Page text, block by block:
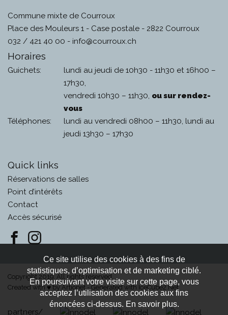
Commune mixte de Courroux
Place des Mouleurs 1 - Case postale - 2822 Courroux
032 / 421 40 00 - info@courroux.ch
Horaires
Guichets:
lundi au jeudi de 10h30 - 11h30 et 16h00 –
17h30,
vendredi 10h30 – 11h30, ou sur rendez-
vous
Téléphones:
lundi au vendredi 08h00 – 11h30, lundi au
jeudi 13h30 – 17h30
Quick links
Réservations de salles
Point d’intérêts
Contact
Accès sécurisé
Copyright 2019. All rights reserved.
Created with ♥byArtionet - Generated with IceCube2.Net
partners/
Ce site utilise des cookies à des fins de
statistiques, d’optimisation et de marketing ciblé.
En poursuivant votre visite sur cette page, vous
acceptez l’utilisation des cookies aux fins
énoncées ci-dessus. En savoir plus.